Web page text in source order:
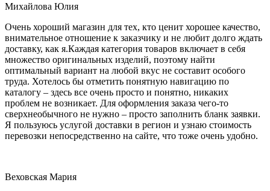
Михайлова Юлия
Очень хороший магазин для тех, кто ценит хорошее качество,
внимательное отношение к заказчику и не любит долго ждать
доставку, как я.Каждая категория товаров включает в себя
множество оригинальных изделий, поэтому найти
оптимальный вариант на любой вкус не составит особого
труда. Хотелось бы отметить понятную навигацию по
каталогу – здесь все очень просто и понятно, никаких
проблем не возникает. Для оформления заказа чего-то
сверхнеобычного не нужно – просто заполнить бланк заявки.
Я пользуюсь услугой доставки в регион и узнаю стоимость
перевозки непосредственно на сайте, что тоже очень удобно.
Веховская Мария